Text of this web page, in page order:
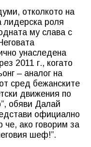
отколкото на
лидерска роля
му слава с
унаследена
2011 г., когато
– аналог на
сред бежанските
движения по
обяви Далай
официално
че, ако говорим за
шеф!”.